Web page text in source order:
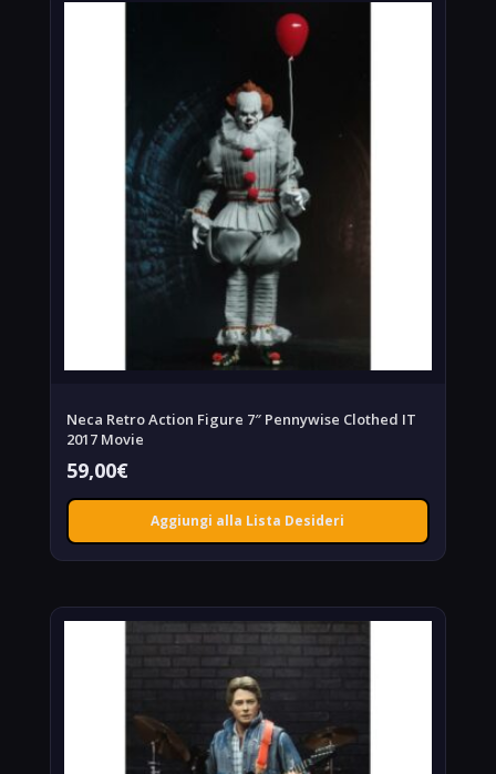
Neca Retro Action Figure 7″ Pennywise Clothed IT
2017 Movie
59,00€
Aggiungi alla Lista Desideri